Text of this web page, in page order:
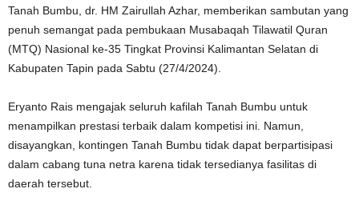
Tanah Bumbu, dr. HM Zairullah Azhar, memberikan sambutan yang
penuh semangat pada pembukaan Musabaqah Tilawatil Quran
(MTQ) Nasional ke-35 Tingkat Provinsi Kalimantan Selatan di
Kabupaten Tapin pada Sabtu (27/4/2024).
Eryanto Rais mengajak seluruh kafilah Tanah Bumbu untuk
menampilkan prestasi terbaik dalam kompetisi ini. Namun,
disayangkan, kontingen Tanah Bumbu tidak dapat berpartisipasi
dalam cabang tuna netra karena tidak tersedianya fasilitas di
daerah tersebut.